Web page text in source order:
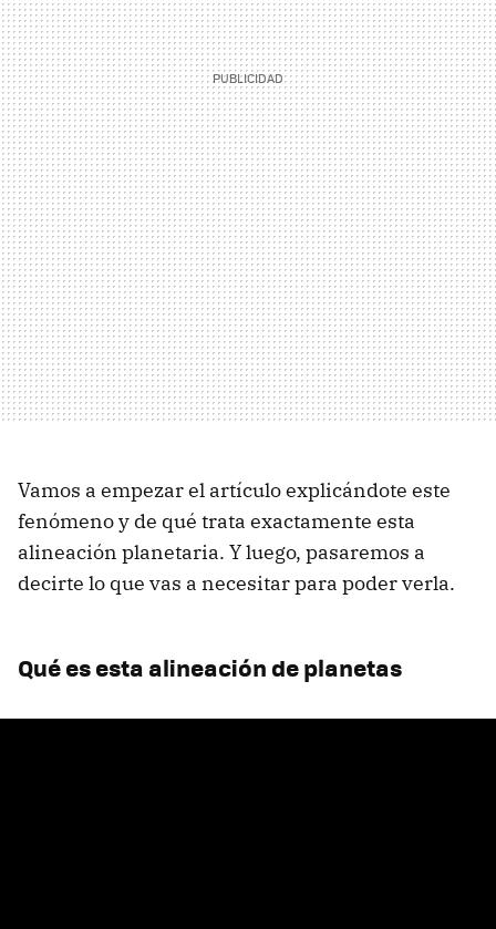
Vamos a empezar el artículo explicándote este
fenómeno y de qué trata exactamente esta
alineación planetaria. Y luego, pasaremos a
decirte lo que vas a necesitar para poder verla.
Qué es esta alineación de planetas